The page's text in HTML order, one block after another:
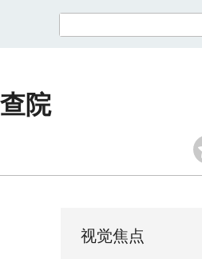
院
视觉焦点